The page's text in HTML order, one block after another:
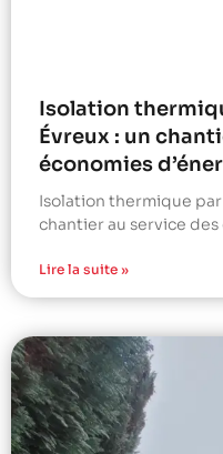
Isolation
Évreux : un
économies
Isolation thermique par
chantier au service des
Lire la suite »